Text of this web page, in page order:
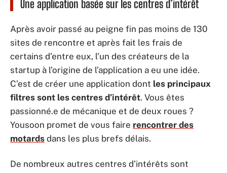
Une application basée sur les centres d’intérêt
Après avoir passé au peigne fin pas moins de 130
sites de rencontre et après fait les frais de
certains d’entre eux, l’un des créateurs de la
startup à l’origine de l’application a eu une idée.
C’est de créer une application dont les principaux
filtres sont les centres d’intérêt. Vous êtes
passionné.e de mécanique et de deux roues ?
Yousoon promet de vous faire rencontrer des
motards dans les plus brefs délais.
De nombreux autres centres d’intérêts sont